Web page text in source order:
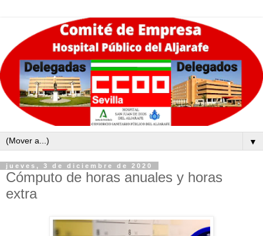
▼
jueves, 3 de diciembre de 2020
Cómputo de horas anuales y horas
extra